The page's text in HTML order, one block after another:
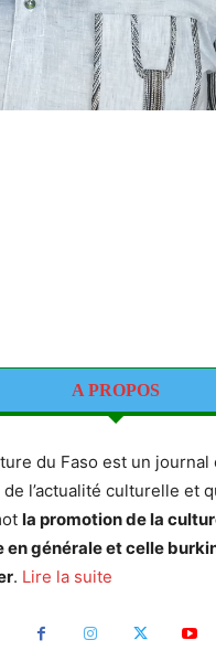
A PROPOS
du Faso est un journal
l’actualité culturelle et
la promotion de la
en générale et celle
. Lire la suite